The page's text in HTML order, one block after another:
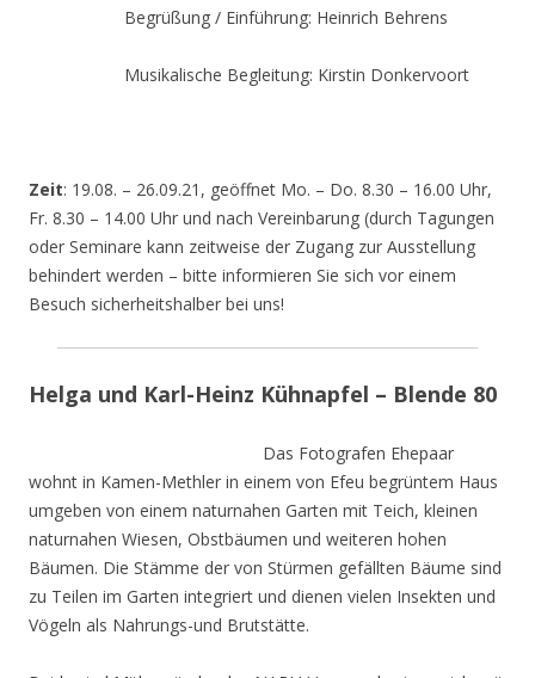
Begrüßung / Einführung: Heinrich Behrens
Musikalische Begleitung: Kirstin Donkervoort
Zeit: 19.08. – 26.09.21, geöffnet Mo. – Do. 8.30 – 16.00 Uhr,
Fr. 8.30 – 14.00 Uhr und nach Vereinbarung (durch Tagungen
oder Seminare kann zeitweise der Zugang zur Ausstellung
behindert werden – bitte informieren Sie sich vor einem
Besuch sicherheitshalber bei uns!
Helga und Karl-Heinz Kühnapfel – Blende 80
Das Fotografen Ehepaar
wohnt in Kamen-Methler in einem von Efeu begrüntem Haus
umgeben von einem naturnahen Garten mit Teich, kleinen
naturnahen Wiesen, Obstbäumen und weiteren hohen
Bäumen. Die Stämme der von Stürmen gefällten Bäume sind
zu Teilen im Garten integriert und dienen vielen Insekten und
Vögeln als Nahrungs-und Brutstätte.